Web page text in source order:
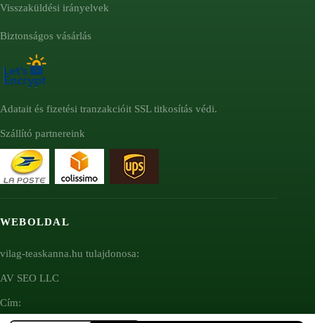
Visszaküldési irányelvek
Biztonságos vásárlás
Adatait és fizetési tranzakcióit SSL titkosítás védi.
Szállító partnereink
WEBOLDAL
vilag-teaskanna.hu tulajdonosa:
AV SEO LLC
Cím: